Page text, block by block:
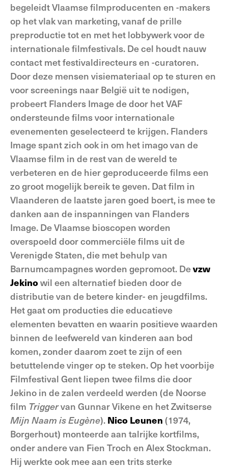
begeleidt Vlaamse filmproducenten en -makers
op het vlak van marketing, vanaf de prille
preproductie tot en met het lobbywerk voor de
internationale filmfestivals. De cel houdt nauw
contact met festivaldirecteurs en -curatoren.
Door deze mensen visiemateriaal op te sturen en
voor screenings naar België uit te nodigen,
probeert Flanders Image de door het VAF
ondersteunde films voor internationale
evenementen geselecteerd te krijgen. Flanders
Image spant zich ook in om het imago van de
Vlaamse film in de rest van de wereld te
verbeteren en de hier geproduceerde films een
zo groot mogelijk bereik te geven. Dat film in
Vlaanderen de laatste jaren goed boert, is mee te
danken aan de inspanningen van Flanders
Image. De Vlaamse bioscopen worden
overspoeld door commerciële films uit de
Verenigde Staten, die met behulp van
Barnumcampagnes worden gepromoot. Devzw
Jekinowil een alternatief bieden door de
distributie van de betere kinder- en jeugdfilms.
Het gaat om producties die educatieve
elementen bevatten en waarin positieve waarden
binnen de leefwereld van kinderen aan bod
komen, zonder daarom zoet te zijn of een
betuttelende vinger op te steken. Op het voorbije
Filmfestival Gent liepen twee films die door
Jekino in de zalen verdeeld werden (de Noorse
film Triggervan Gunnar Vikene en het Zwitserse
Mijn Naam is Eugène). Nico Leunen (1974,
Borgerhout) monteerde aan talrijke kortfilms,
onder andere van Fien Troch en Alex Stockman.
Hij werkte ook mee aan een trits sterke